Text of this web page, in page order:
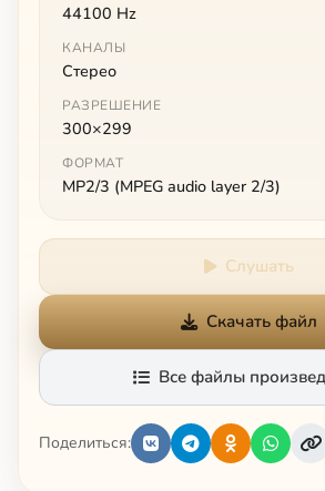
44100 Hz
КАНАЛЫ
Стерео
РАЗРЕШЕНИЕ
300×299
ФОРМАТ
MP2/3 (MPEG audio layer 2/3)
Слушать
Скачать файл
Все файлы
Поделиться: